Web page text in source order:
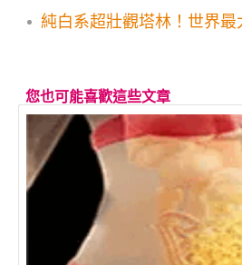
純白系超壯觀塔林！世界最
您也可能喜歡這些文章